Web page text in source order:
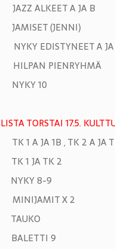
JAZZ ALKEET A JA B
JAMISET (JENNI)
NYKY EDISTYNEET A JA
HILPAN PIENRYHMÄ
NYKY 10
TORSTAI 17.5.
1 A JA 1B , TK 2 A JA
TK 1 JA TK 2
NYKY 8-9
MINIJAMIT X 2
TAUKO
BALETTI 9